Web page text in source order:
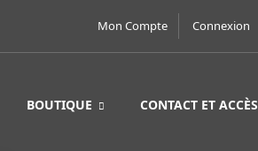
Mon Compte Connexion
BOUTIQUE CONTACT ET ACCÈS